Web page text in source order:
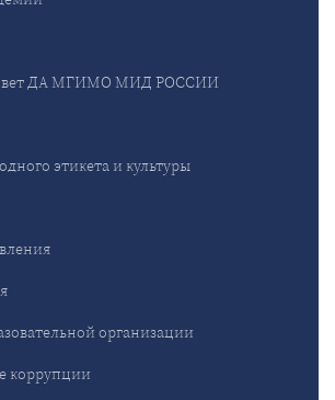
ДА МГИМО МИД РОССИИ
этикета и культуры
организации
коррупции